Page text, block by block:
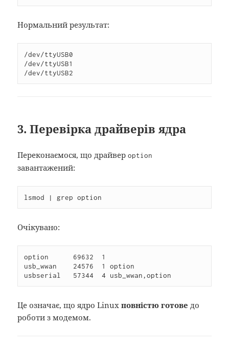
Нормальний результат:
/dev/ttyUSB0
/dev/ttyUSB1
/dev/ttyUSB2
3. Перевірка драйверів ядра
Переконаємося, що драйверoption
завантажений:
lsmod | grep option
Очікувано:
option      69632  1
usb_wwan    24576  1 option
usbserial   57344  4 usb_wwan,option
Це означає, що ядро Linuxповністю готове до
роботи з модемом.